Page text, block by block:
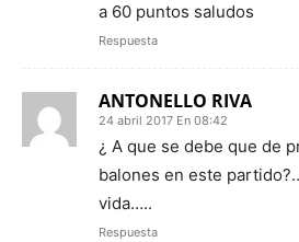
a 60 puntos saludos
Respuesta
ANTONELLO RIVA
24 abril 2017 En 08:42
¿ A que se debe que de
balones en este
vida…..
Respuesta